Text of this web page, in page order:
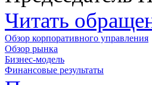
Читать
Обзор корпоративного управления
Обзор рынка
Бизнес-модель
Финансовые результаты